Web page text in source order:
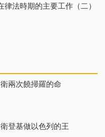
律法時期的主要工作（二）
兩次饒掃羅的命
登基做以色列的王